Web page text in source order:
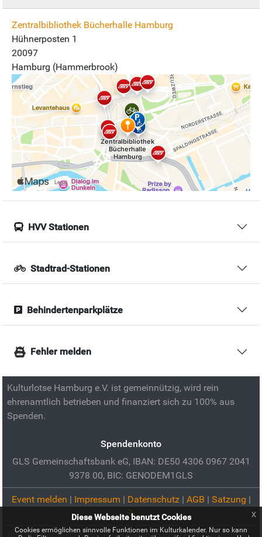
Zentralbibliothek Bücherhalle Hamburg
Hühnerposten 1
20097
Hamburg (Hammerbrook)
HVV Stationen
Stadtrad-Stationen
Behindertenparkplätze
Fehler melden
Kulturlotse Hamburg e.V. ist gemeinnützig, wird rein
ehrenamtlich betrieben und finanziert sich zu 100% aus
Spenden.
Spendenkonto
GLS Gemeinschaftsbank eG, IBAN: DE50 4306 0967 2041
9378 00, BIC: GENODEM1GLS
Event melden | Impressum | Datenschutz| AGB | Satzung |
Diese Webseite benutzt Cookies
Cookies ermöglichen sinnvolle Funktionen im Kulturkalender. Nur so kann
x